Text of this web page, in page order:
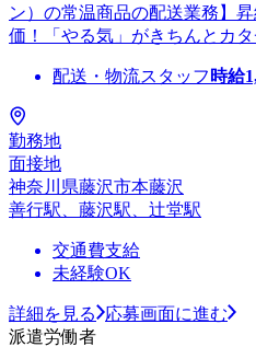
ン）の常温商品の配送業務】
価！「やる気」がきちんとカタ
配送・物流スタッフ 時給
勤務地
面接地
神奈川県藤沢市本藤沢
善行駅、藤沢駅、辻堂駅
交通費支給
未経験OK
詳細を見る
応募画面に進む
派遣労働者